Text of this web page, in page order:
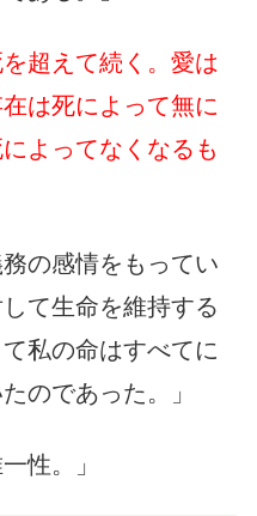
超えて続く。愛は
は死によって無に
よってなくなるも
の感情をもってい
て生命を維持する
私の命はすべてに
のであった。」
性。」